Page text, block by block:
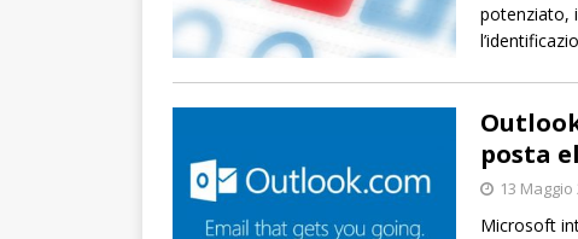
potenziato,
posta
13 Maggio
Microsoft